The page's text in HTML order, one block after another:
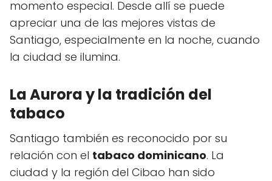
momento especial. Desde allí se puede
apreciar una de las mejores vistas de
Santiago, especialmente en la noche, cuando
la ciudad se ilumina.
La Aurora y la tradición del
tabaco
Santiago también es reconocido por su
relación con el tabaco dominicano. La
ciudad y la región del Cibao han sido